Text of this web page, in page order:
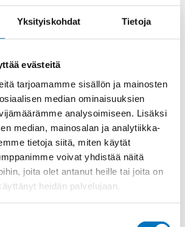
Yksityiskohdat Tietoja
evästeitä
tarjoamamme sisällön ja mainosten
median ominaisuuksien
analysoimiseen. Lisäksi
median, mainosalan ja analytiikka-
tietoja siitä, miten käytät
voivat yhdistää näitä
joita olet antanut heille tai joita on
heidän palvelujaan.
versiot
Ohjauskaapeli KAWEFLEX
CONTROL YPUR-JZ 7G6
Ohjauskaapeli KAWEFLEX
CONTROL YPUR-JZ 3G2,5